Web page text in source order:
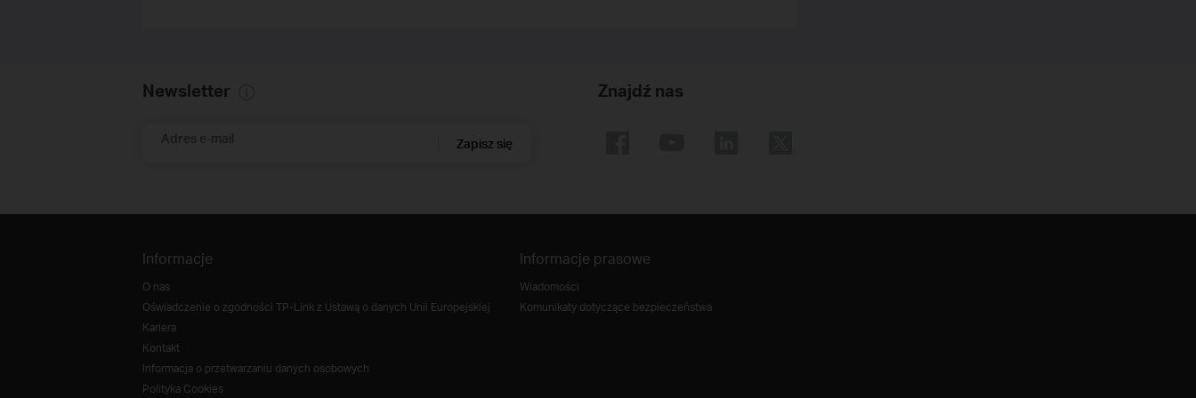
Newsletter
Adres e-mail Zapisz się
Znajdź nas
Informacje
O nas
Oświadczenie o zgodności TP-Link z Ustawą o danych Unii Europejskiej
Kariera
Kontakt
Informacja o przetwarzaniu danych osobowych
Polityka Cookies
Informacje prasowe
Wiadomości
Komunikaty dotyczące bezpieczeństwa